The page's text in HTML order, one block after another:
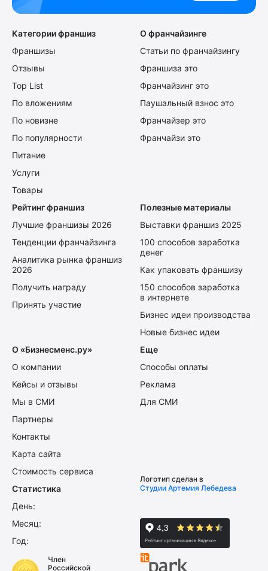
Категории франшиз
Франшизы
Отзывы
Top List
По вложениям
По новизне
По популярности
Питание
Услуги
Товары
О франчайзинге
Статьи по франчайзингу
Франшиза это
Франчайзинг это
Паушальный взнос это
Франчайзер это
Франчайзи это
Рейтинг франшиз
Лучшие франшизы 2026
Тенденции франчайзинга
Аналитика рынка франшиз
2026
Получить награду
Принять участие
Полезные материалы
Выставки франшиз 2025
100 способов заработка
денег
Как упаковать франшизу
150 способов заработка
в интернете
Бизнес идеи производства
Новые бизнес идеи
О «Бизнесменс.ру»
О компании
Кейсы и отзывы
Мы в СМИ
Партнеры
Контакты
Карта сайта
Стоимость сервиса
Еще
Способы оплаты
Реклама
Для СМИ
Статистика
День:
Месяц:
Год:
Логотип сделан в
Студии Артемия Лебедева
Член
Российской